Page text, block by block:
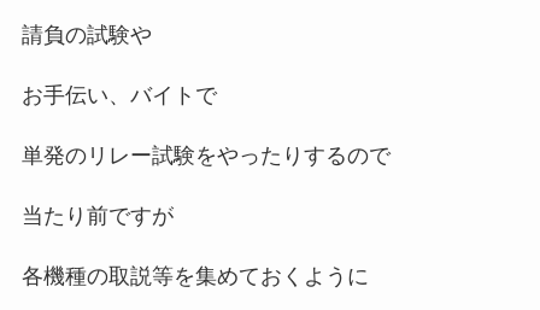
請負の試験や
お手伝い、バイトで
単発のリレー試験をやったりするので
当たり前ですが
各機種の取説等を集めておくように